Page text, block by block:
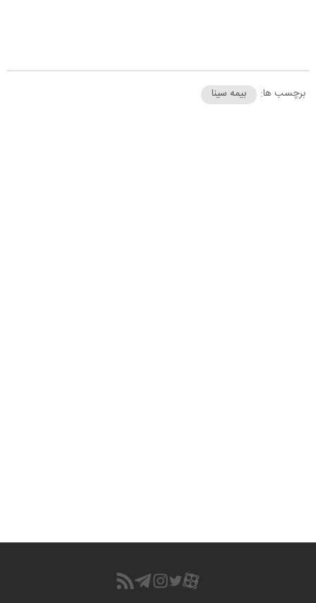
برچسب ها: بیمه سینا